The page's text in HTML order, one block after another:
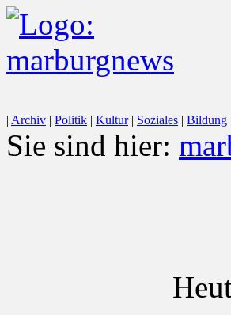
| Archiv | Politik | Kultur| Soziales | Bildung
Sie sind hier: